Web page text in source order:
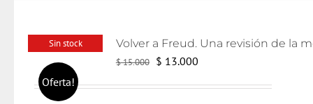
Sin stock
Oferta!
$15.000
El
$ 13.000El